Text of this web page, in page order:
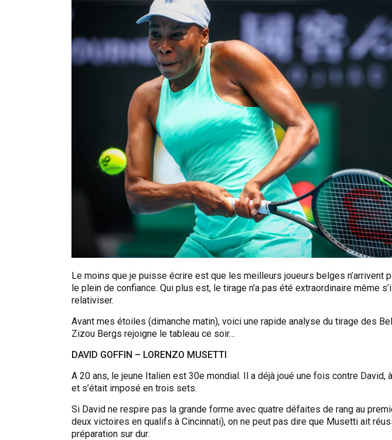
Le moins que je puisse écrire est que les meilleurs joueurs belges n’arrivent
le plein de confiance. Qui plus est, le tirage n’a pas été extraordinaire même
relativiser.
Avant mes étoiles (dimanche matin), voici une rapide analyse du tirage des
Zizou Bergs rejoigne le tableau ce soir…
DAVID GOFFIN – LORENZO MUSETTI
A 20 ans, le jeune Italien est 30e mondial. Il a déjà joué une fois contre David,
et s’était imposé en trois sets.
Si David ne respire pas la grande forme avec quatre défaites de rang au
deux victoires en qualifs à Cincinnati), on ne peut pas dire que Musetti ait
préparation sur dur.